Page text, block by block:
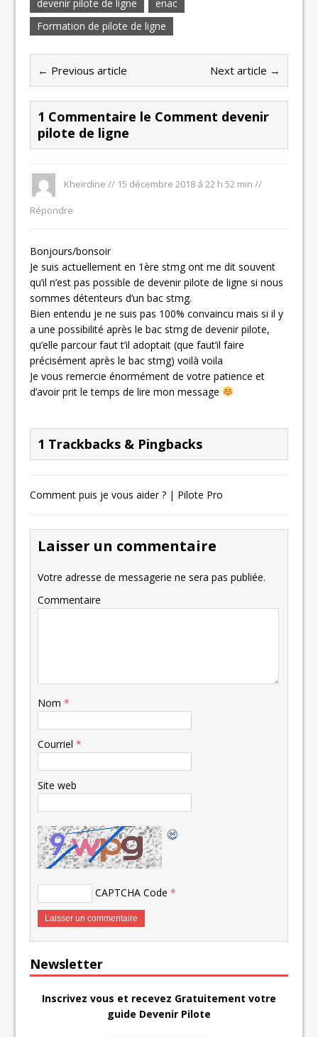
devenir pilote de ligne
enac
Formation de pilote de ligne
← Previous article Next article →
1 Commentaire le Comment devenir
pilote de ligne
Kheirdine // 15 décembre 2018 á 22 h 52 min //
Répondre
Bonjours/bonsoir
Je suis actuellement en 1ère stmg ont me dit souvent
qu’il n’est pas possible de devenir pilote de ligne si nous
sommes détenteurs d’un bac stmg.
Bien entendu je ne suis pas 100% convaincu mais si il y
a une possibilité après le bac stmg de devenir pilote,
qu’elle parcour faut t’il adoptait (que faut’il faire
précisément après le bac stmg) voilà voila
Je vous remercie énormément de votre patience et
d’avoir prit le temps de lire mon message
1 Trackbacks & Pingbacks
Comment puis je vous aider ? | Pilote Pro
Laisser un commentaire
Votre adresse de messagerie ne sera pas publiée.
Commentaire
Nom*
Courriel*
Site web
CAPTCHA Code *
Newsletter
Inscrivez vous et recevez Gratuitement votre
guide Devenir Pilote